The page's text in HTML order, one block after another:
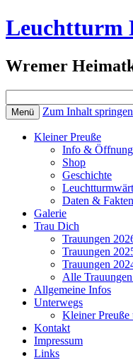
Leuchtturm
Wremer
nach:
Menü Zum Inhalt springen
Kleiner Preuße
Info &
Shop
Geschichte
Daten & Fakten
Galerie
Trau Dich
Trauungen
Trauungen
Trauungen
Alle
Allgemeine Infos
Unterwegs
Kleiner Preuße
Kontakt
Impressum
Links